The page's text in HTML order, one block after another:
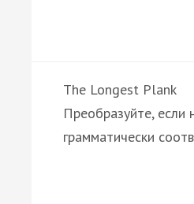
The Longest Plank
Преобразуйте, если
грамматически